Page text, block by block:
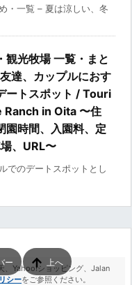
・一覧 – 夏は涼しい、冬
観光牧場 一覧・まと
達、カップルにおす
ートスポット / Touri
in Oita 〜住
園時間、入園料、定
、URL〜
でのデートスポットとし
、Yahoo!ショッピング、Jalan
シーをご参照ください。
ー 上へ